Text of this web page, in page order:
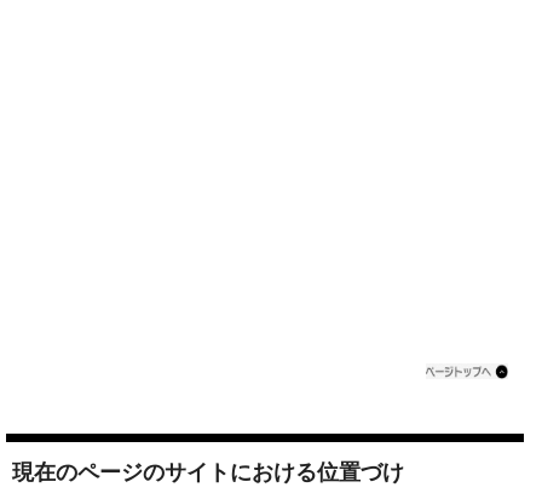
現在のページのサイトにおける位置づけ